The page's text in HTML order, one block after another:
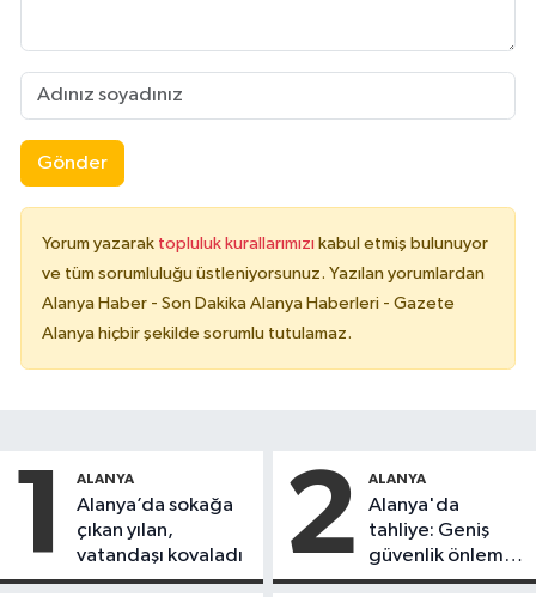
Gönder
Yorum yazarak topluluk kurallarımızı kabul etmiş bulunuyor
ve tüm sorumluluğu üstleniyorsunuz. Yazılan yorumlardan
Alanya Haber - Son Dakika Alanya Haberleri - Gazete
Alanya hiçbir şekilde sorumlu tutulamaz.
1 ALANYA
Alanya’da sokağa
çıkan yılan,
vatandaşı kovaladı
2 ALANYA
Alanya'da
tahliye: Geniş
güvenlik önlemi
alındı